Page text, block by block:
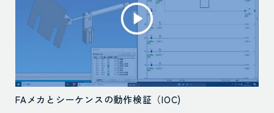
FAメカとシーケンスの動作検証（IOC)